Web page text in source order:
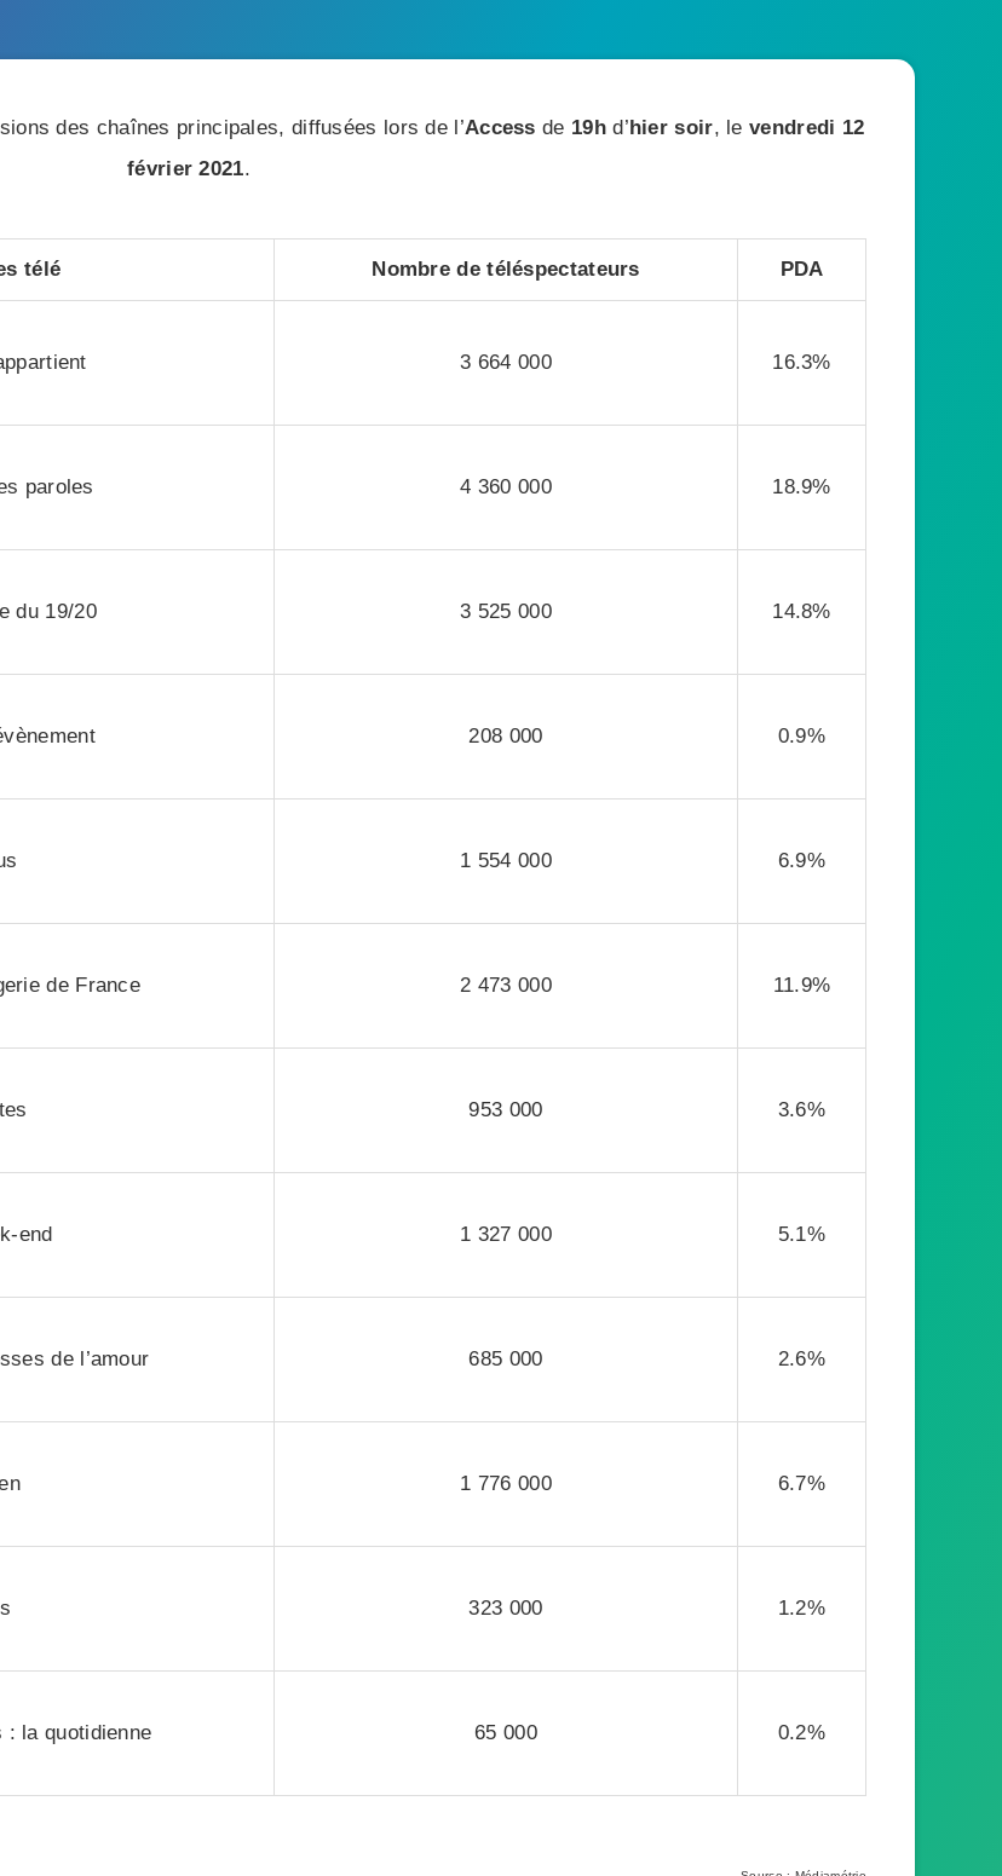
des chaînes principales, diffusées lors de l’Access de 19hd’hier soir, levendredi 12
février 2021.
télé Nombre de téléspectateurs PDA
3 664 000 16.3%
paroles 4 360 000 18.9%
du 19/20 3 525 000 14.8%
208 000 0.9%
1 554 000 6.9%
de France 2 473 000 11.9%
953 000 3.6%
end 1 327 000 5.1%
de l’amour 685 000 2.6%
1 776 000 6.7%
323 000 1.2%
la quotidienne 65 000 0.2%